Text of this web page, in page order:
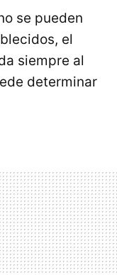
se pueden
el
siempre al
determinar